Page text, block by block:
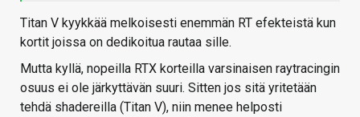
Titan V kyykkää melkoisesti enemmän RT efekteistä kun
kortit joissa on dedikoitua rautaa sille.
Mutta kyllä, nopeilla RTX korteilla varsinaisen raytracingin
osuus ei ole järkyttävän suuri. Sitten jos sitä yritetään
tehdä shadereilla (Titan V), niin menee helposti